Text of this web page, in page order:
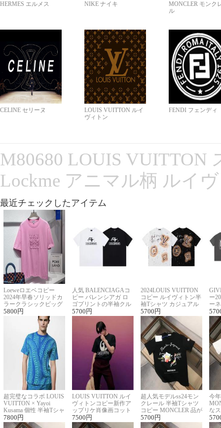
HERMES エルメス NIKE ナイキ
MONCLER モンク
ル
CELINE セリーヌ
LOUIS VUITTON ルイ
ヴィトン
FENDI フェンディ
M80680 LOUIS VUITTON
Lockme アニマル柄 ルイ
最近チェックしたアイテム
Loeweロエベコピー
2024年早春ソリッドカ
ラークラシックビッグ
ロゴ刺繍Tシャツ
5800 円
人気 BALENCIAGAコ
ピー バレンシアガ ロ
ゴプリントの半袖クル
ーネックTシャツ
5700 円
2024LOUIS VUITTON
コピー ルイヴィトン半
袖Tシャツ カジュアル
に馴染む 2色展開
5700 円
ー
ー
ー
超完璧なコラボ LOUIS
VUITTON × Yayoi
Kusama 個性 半袖Tシャ
ツコピー男女兼用
7800 円
LOUIS VUITTON ルイ
ヴィトンコピー新作ア
ップリケ肖像画コット
ンニット半袖Tシャツ
7500 円
超人気モデルss24モン
クレール 半袖Tシャツ
コピー MONCLER 品が
良く見た目
5700 円
今
な
ル